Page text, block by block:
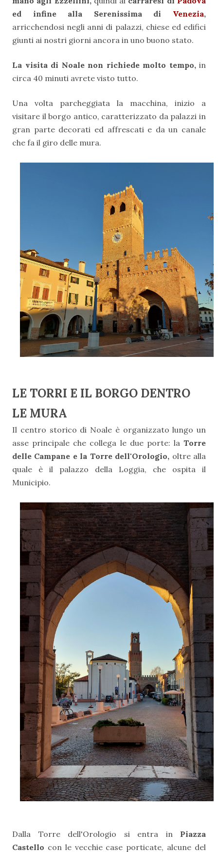
ed infine alla Serenissima di Venezia,
arricchendosi negli anni di palazzi, chiese ed edifici
giunti ai nostri giorni ancora in uno buono stato.
La visita di Noale non richiede molto tempo, in
circa 40 minuti avrete visto tutto.
Una volta parcheggiata la macchina, inizio a
visitare il borgo antico, caratterizzato da palazzi in
gran parte decorati ed affrescati e da un canale
che fa il giro delle mura.
LE TORRI E IL BORGO DENTRO
LE MURA
Il centro storico di Noale è organizzato lungo un
asse principale che collega le due porte: la Torre
delle Campane e la Torre dell'Orologio, oltre alla
quale è il palazzo della Loggia, che ospita il
Municipio.
Dalla Torre dell'Orologio si entra in Piazza
Castello con le vecchie case porticate, alcune del